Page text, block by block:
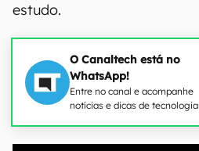
estudo.
O Canaltech está no
WhatsApp!
Entre no canal e acompanhe
notícias e dicas de tecnologia